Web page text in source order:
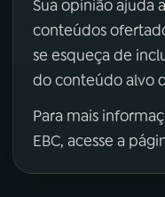
Sua opinião ajuda
conteúdos
se esqueça de
do conteúdo alvo
Para mais
EBC, acesse a